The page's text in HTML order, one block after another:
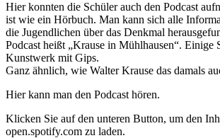
Hier konnten die Schüler auch den Podcast
ist wie ein Hörbuch. Man kann sich alle
die Jugendlichen über das Denkmal
Podcast heißt „Krause in Mühlhausen“. Einige
Kunstwerk mit Gips.
Ganz ähnlich, wie Walter Krause das damals
Hier kann man den Podcast hören.
Klicken Sie auf den unteren Button, um den
open.spotify.com zu laden.